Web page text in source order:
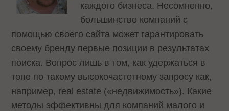
каждого бизнеса. Несомненно,
большинство компаний с
помощью своего сайта может гарантировать
своему бренду первые позиции в результатах
поиска. Вопрос лишь в том, как удержаться в
топе по такому высокочастотному запросу как,
например, real estate («недвижимость»). Какие
методы эффективны для компаний малого и